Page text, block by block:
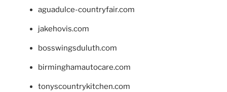
aguadulce-countryfair.com
jakehovis.com
bosswingsduluth.com
birminghamautocare.com
tonyscountrykitchen.com